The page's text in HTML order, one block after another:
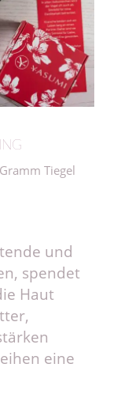
Tiegel
und
spendet
Haut
eine